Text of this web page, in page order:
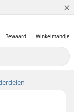
×
Winkelmandje
Bewaard